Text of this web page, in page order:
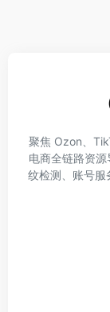
聚焦 Ozon、
电商全链路资
纹检测、账号服